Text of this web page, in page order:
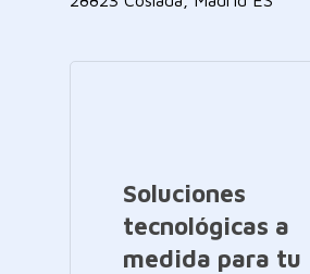
Soluciones
tecnológicas a
medida para tu